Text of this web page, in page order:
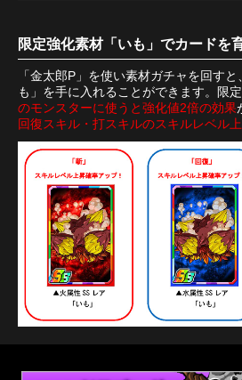
限定強化素材「いも」でカードを
「金太郎P」を使い素材ガチャを回す
も」を手に入れることができます。限
のモンスターに使うと強化値2倍の効果
回復スキル・打スキルのスキルレベル